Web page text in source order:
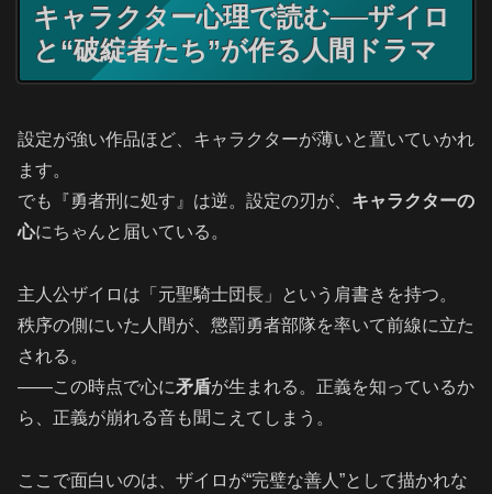
キャラクター心理で読む──ザイロ
と“破綻者たち”が作る人間ドラマ
設定が強い作品ほど、キャラクターが薄いと置いていかれ
ます。
でも『勇者刑に処す』は逆。設定の刃が、 キャラクターの
心にちゃんと届いている。
主人公ザイロは「元聖騎士団長」という肩書きを持つ。
秩序の側にいた人間が、懲罰勇者部隊を率いて前線に立た
される。
――この時点で心に矛盾が生まれる。正義を知っているか
ら、正義が崩れる音も聞こえてしまう。
ここで面白いのは、ザイロが“完璧な善人”として描かれな